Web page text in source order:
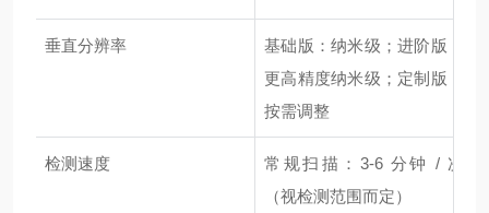
垂直分辨率
基础版：纳米级；进阶版：
更高精度纳米级；定制版：
按需调整
检测速度
常规扫描：3-6 分钟 / 次
（视检测范围而定）